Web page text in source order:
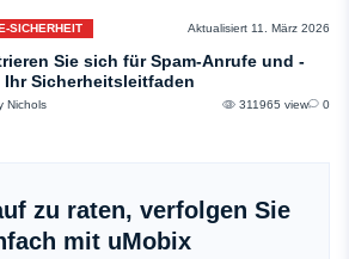
SICHERHEIT Aktualisiert 11. März 2026
Sie sich für Spam-Anrufe und -
Ihr Sicherheitsleitfaden
Nichols 311965 view 0
zu raten, verfolgen Sie
mit uMobix